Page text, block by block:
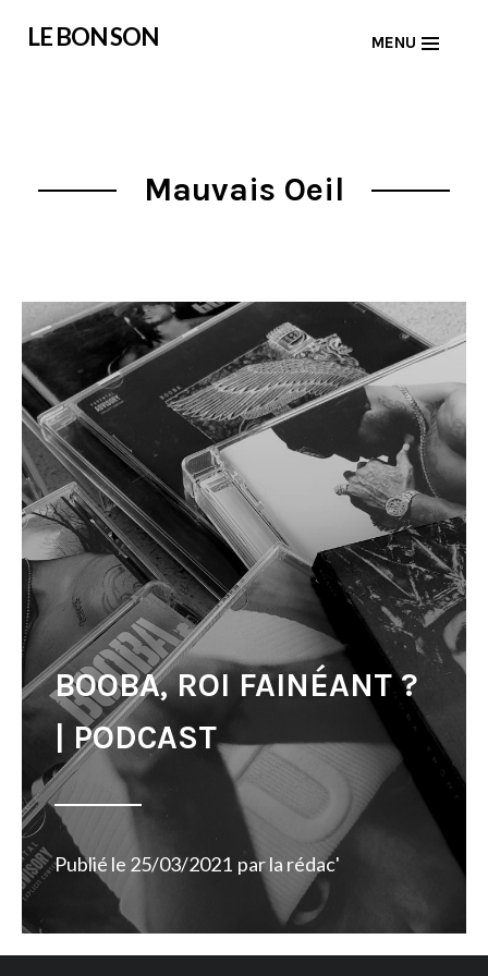
LE BON SON MENU
Mauvais Oeil
BOOBA, ROI FAINÉANT ?
| PODCAST
Publié le 25/03/2021 parla rédac'